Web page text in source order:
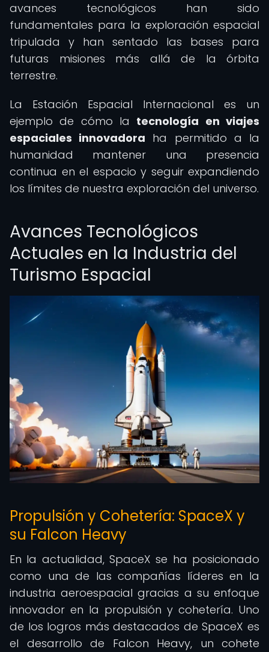
avances tecnológicos han sido
fundamentales para la exploración espacial
tripulada y han sentado las bases para
futuras misiones más allá de la órbita
terrestre.
La Estación Espacial Internacional es un
ejemplo de cómo la tecnología en viajes
espaciales innovadora ha permitido a la
humanidad mantener una presencia
continua en el espacio y seguir expandiendo
los límites de nuestra exploración del universo.
Avances Tecnológicos
Actuales en la Industria del
Turismo Espacial
Propulsión y Cohetería: SpaceX y
su Falcon Heavy
En la actualidad, SpaceX se ha posicionado
como una de las compañías líderes en la
industria aeroespacial gracias a su enfoque
innovador en la propulsión y cohetería. Uno
de los logros más destacados de SpaceX es
el desarrollo de Falcon Heavy, un cohete